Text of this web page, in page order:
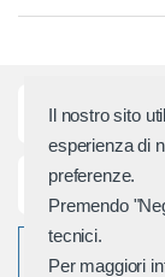
M
Categorie
Assistenza e
Il nostro sito
esperienza di
preferenze.
Premendo
tecnici.
Per maggiori